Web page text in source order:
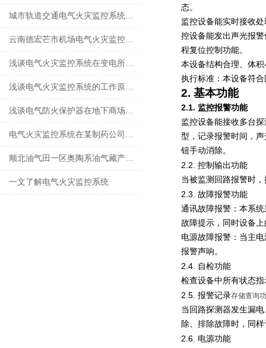
城市轨道交通电气火灾监控系统的研究与应用
云南德宏芒市机场电气火灾监控系统的设计及应用
浅谈电气火灾监控系统在变电所的应用
浅谈电气火灾监控系统的工作原理与选型
浅谈电气防火保护器在地下商场的应用
电气火灾监控系统在某制药公司项目的应用
顺北油气田一区奥陶系油气藏产能建设项目的研究与应用
一文了解电气火灾监控系统
态。
监控设备能实时接收
控设备能发出声光报
程复位控制功能。
本设备结构合理、体
执行标准：本设备符合
2. 基本功能
2.1. 监控报警功能
监控设备能接收多台
型，记录报警时间，
钮手动消除。
2.2. 控制输出功能
当被监测回路报警时
2.3. 故障报警功能
通讯故障报警：本系
故障提示，同时设备
电源故障报警：当主
报警声响。
2.4.
自检功能
检查设备中所有状态
2.5. 报警记录存储查询
当回路探测器发生漏
除、排除故障时，同
2.6. 电源功能